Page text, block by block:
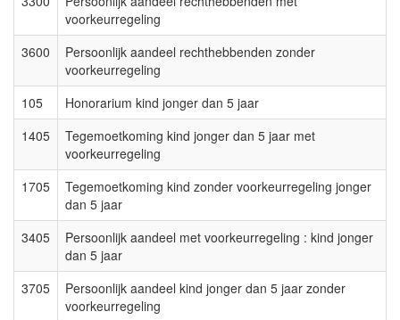
voorkeurregeling
3600
Persoonlijk aandeel rechthebbenden zonder
voorkeurregeling
105
Honorarium kind jonger dan 5 jaar
1405
Tegemoetkoming kind jonger dan 5 jaar met
voorkeurregeling
1705
Tegemoetkoming kind zonder voorkeurregeling jonger
dan 5 jaar
3405
Persoonlijk aandeel met voorkeurregeling : kind jonger
dan 5 jaar
3705
Persoonlijk aandeel kind jonger dan 5 jaar zonder
voorkeurregeling